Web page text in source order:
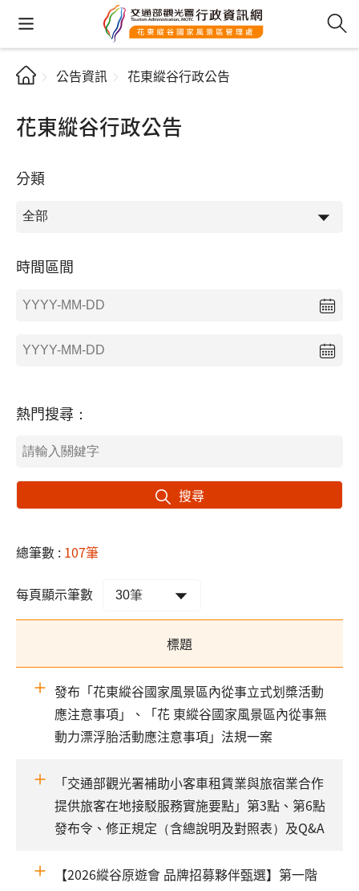
公告資訊 花東縱谷行政公告
花東縱谷行政公告
分類
時間區間
熱門搜尋：
搜尋
總筆數 : 107筆
每頁顯示筆數
標題
發布「花東縱谷國家風景區內從事立式划槳活動
應注意事項」、「花 東縱谷國家風景區內從事無
動力漂浮胎活動應注意事項」法規一案
「交通部觀光署補助小客車租賃業與旅宿業合作
提供旅客在地接駁服務實施要點」第3點、第6點
發布令、修正規定（含總說明及對照表）及Q&A
【2026縱谷原遊會 品牌招募夥伴甄選】第一階